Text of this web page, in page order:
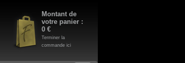
Montant de
votre panier :
0 €
Terminer la
commande ici